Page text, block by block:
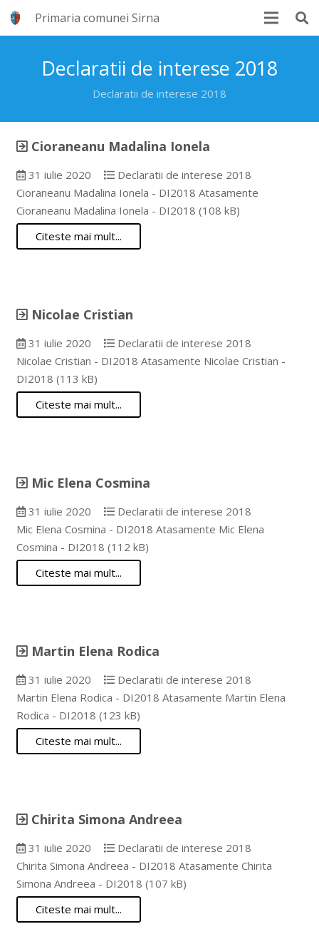
Primaria comunei Sirna
Declaratii de interese 2018
Declaratii de interese 2018
Cioraneanu Madalina Ionela
31 iulie 2020
Declaratii de interese 2018
Cioraneanu Madalina Ionela - DI2018 Atasamente
Cioraneanu Madalina Ionela - DI2018 (108 kB)
Citeste mai mult...
Nicolae Cristian
31 iulie 2020
Declaratii de interese 2018
Nicolae Cristian - DI2018 Atasamente Nicolae Cristian -
DI2018 (113 kB)
Citeste mai mult...
Mic Elena Cosmina
31 iulie 2020
Declaratii de interese 2018
Mic Elena Cosmina - DI2018 Atasamente Mic Elena
Cosmina - DI2018 (112 kB)
Citeste mai mult...
Martin Elena Rodica
31 iulie 2020
Declaratii de interese 2018
Martin Elena Rodica - DI2018 Atasamente Martin Elena
Rodica - DI2018 (123 kB)
Citeste mai mult...
Chirita Simona Andreea
31 iulie 2020
Declaratii de interese 2018
Chirita Simona Andreea - DI2018 Atasamente Chirita
Simona Andreea - DI2018 (107 kB)
Citeste mai mult...